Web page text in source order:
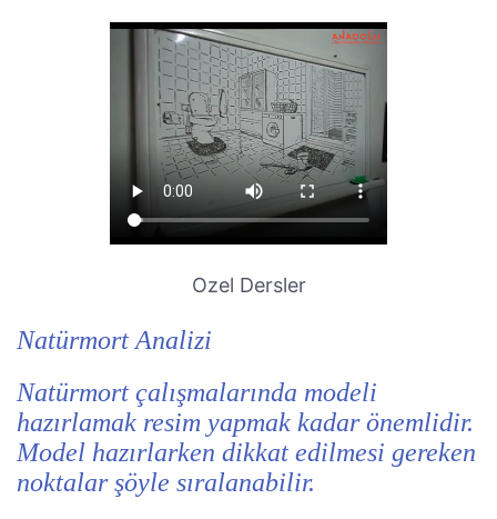
Ozel Dersler
Natürmort Analizi
Natürmort çalışmalarında modeli
hazırlamak resim yapmak kadar önemlidir.
Model hazırlarken dikkat edilmesi gereken
noktalar şöyle sıralanabilir.